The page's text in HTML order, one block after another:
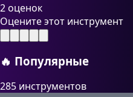
2 оценок
Оцените этот инструмент
🔥 Популярные
285 инструментов